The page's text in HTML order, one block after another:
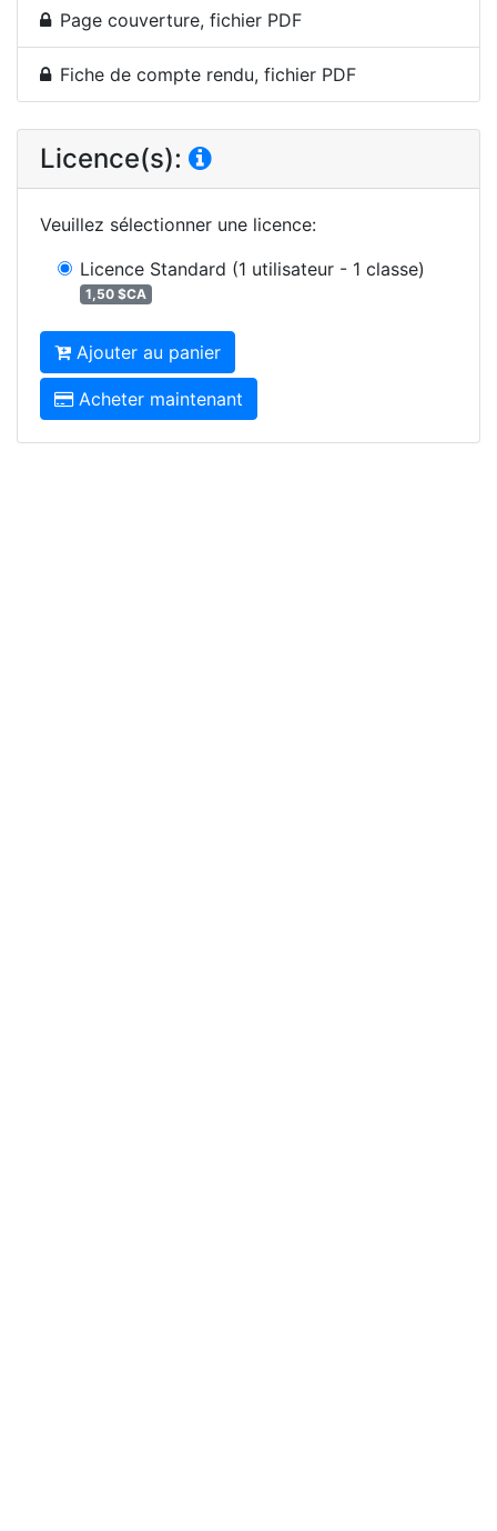
Page couverture, fichier PDF
Fiche de compte rendu, fichier PDF
Licence(s):
Veuillez sélectionner une licence:
Licence Standard (1 utilisateur - 1 classe)
1,50 $CA
Ajouter au panier
Acheter maintenant